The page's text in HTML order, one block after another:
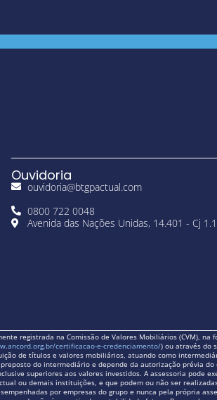
Ouvidoria
ouvidoria@btgpactual.com
0800 722 0048
Avenida das Nações Unidas, 14.401 - Cj
registrada na Comissão de Valores Mobiliários (CVM), na
certificacao-e-credenciamento/) ou através do
de títulos e valores mobiliários, atuando como
do intermediário e depende da autorização prévia
superiores aos valores investidos. A assessoria pode
ou demais instituições, e que podem ou não ser
por empresas do grupo e nunca pela própria